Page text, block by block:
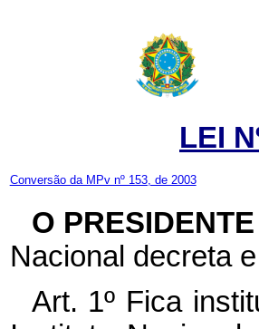
LEI
Conversão da MPv nº 153, de 2003
O
Nacional decreta
Art. 1º Fica